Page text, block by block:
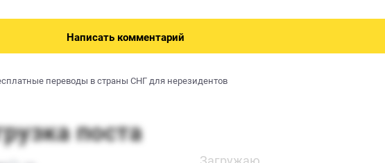
Написать комментарий
переводы в страны СНГ для нерезидентов